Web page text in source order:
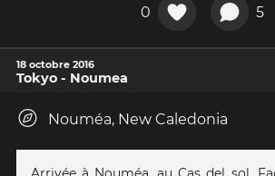
0 5
18 octobre 2016
Tokyo - Noumea
Nouméa, New Caledonia